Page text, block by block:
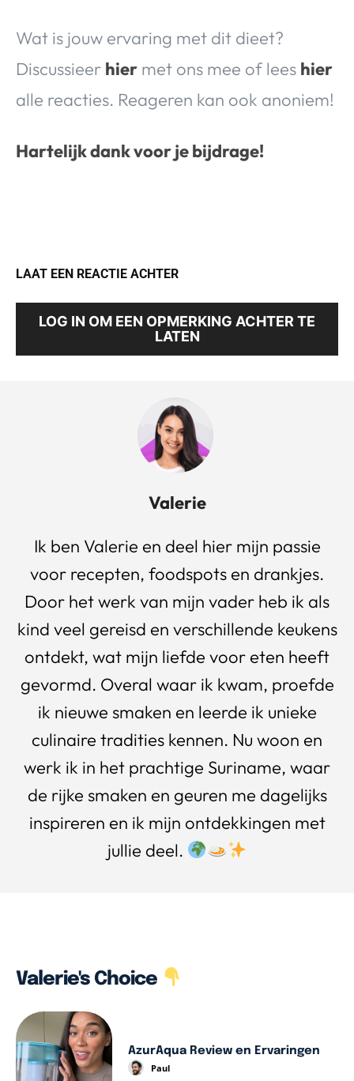
Wat is jouw ervaring met dit dieet?
Discussieer hier met ons mee of lees hier
alle reacties. Reageren kan ook anoniem!
Hartelijk dank voor je bijdrage!
LAAT EEN REACTIE ACHTER
LOG IN OM EEN OPMERKING ACHTER TE
LATEN
Valerie
Ik ben Valerie en deel hier mijn passie
voor recepten, foodspots en drankjes.
Door het werk van mijn vader heb ik als
kind veel gereisd en verschillende keukens
ontdekt, wat mijn liefde voor eten heeft
gevormd. Overal waar ik kwam, proefde
ik nieuwe smaken en leerde ik unieke
culinaire tradities kennen. Nu woon en
werk ik in het prachtige Suriname, waar
de rijke smaken en geuren me dagelijks
inspireren en ik mijn ontdekkingen met
jullie deel.
Valerie's Choice
AzurAqua Review en Ervaringen
Paul